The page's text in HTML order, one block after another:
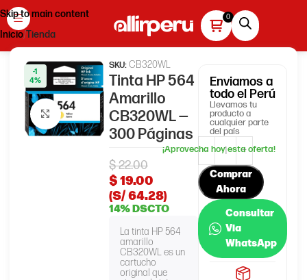
Skip to main content
Inicio Tienda
-1
4%
Haga clic para ampliar
SKU:CB320WL
Tinta HP 564
Amarillo
CB320WL —
300 Páginas
$22.00
$19.00
(S/ 64.28)
14% DSCTO
La tinta HP 564
amarillo
CB320WL es un
cartucho
original que
Enviamos a
todo el Perú
Llevamos tu
producto a
cualquier parte
del país
Comprar
Ahora
Consultar
Via
WhatsApp